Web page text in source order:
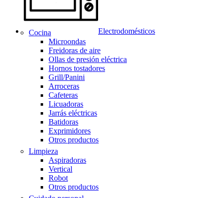
Electrodomésticos
Cocina
Microondas
Freidoras de aire
Ollas de presión eléctrica
Hornos tostadores
Grill/Panini
Arroceras
Cafeteras
Licuadoras
Jarrás eléctricas
Batidoras
Exprimidores
Otros productos
Limpieza
Aspiradoras
Vertical
Robot
Otros productos